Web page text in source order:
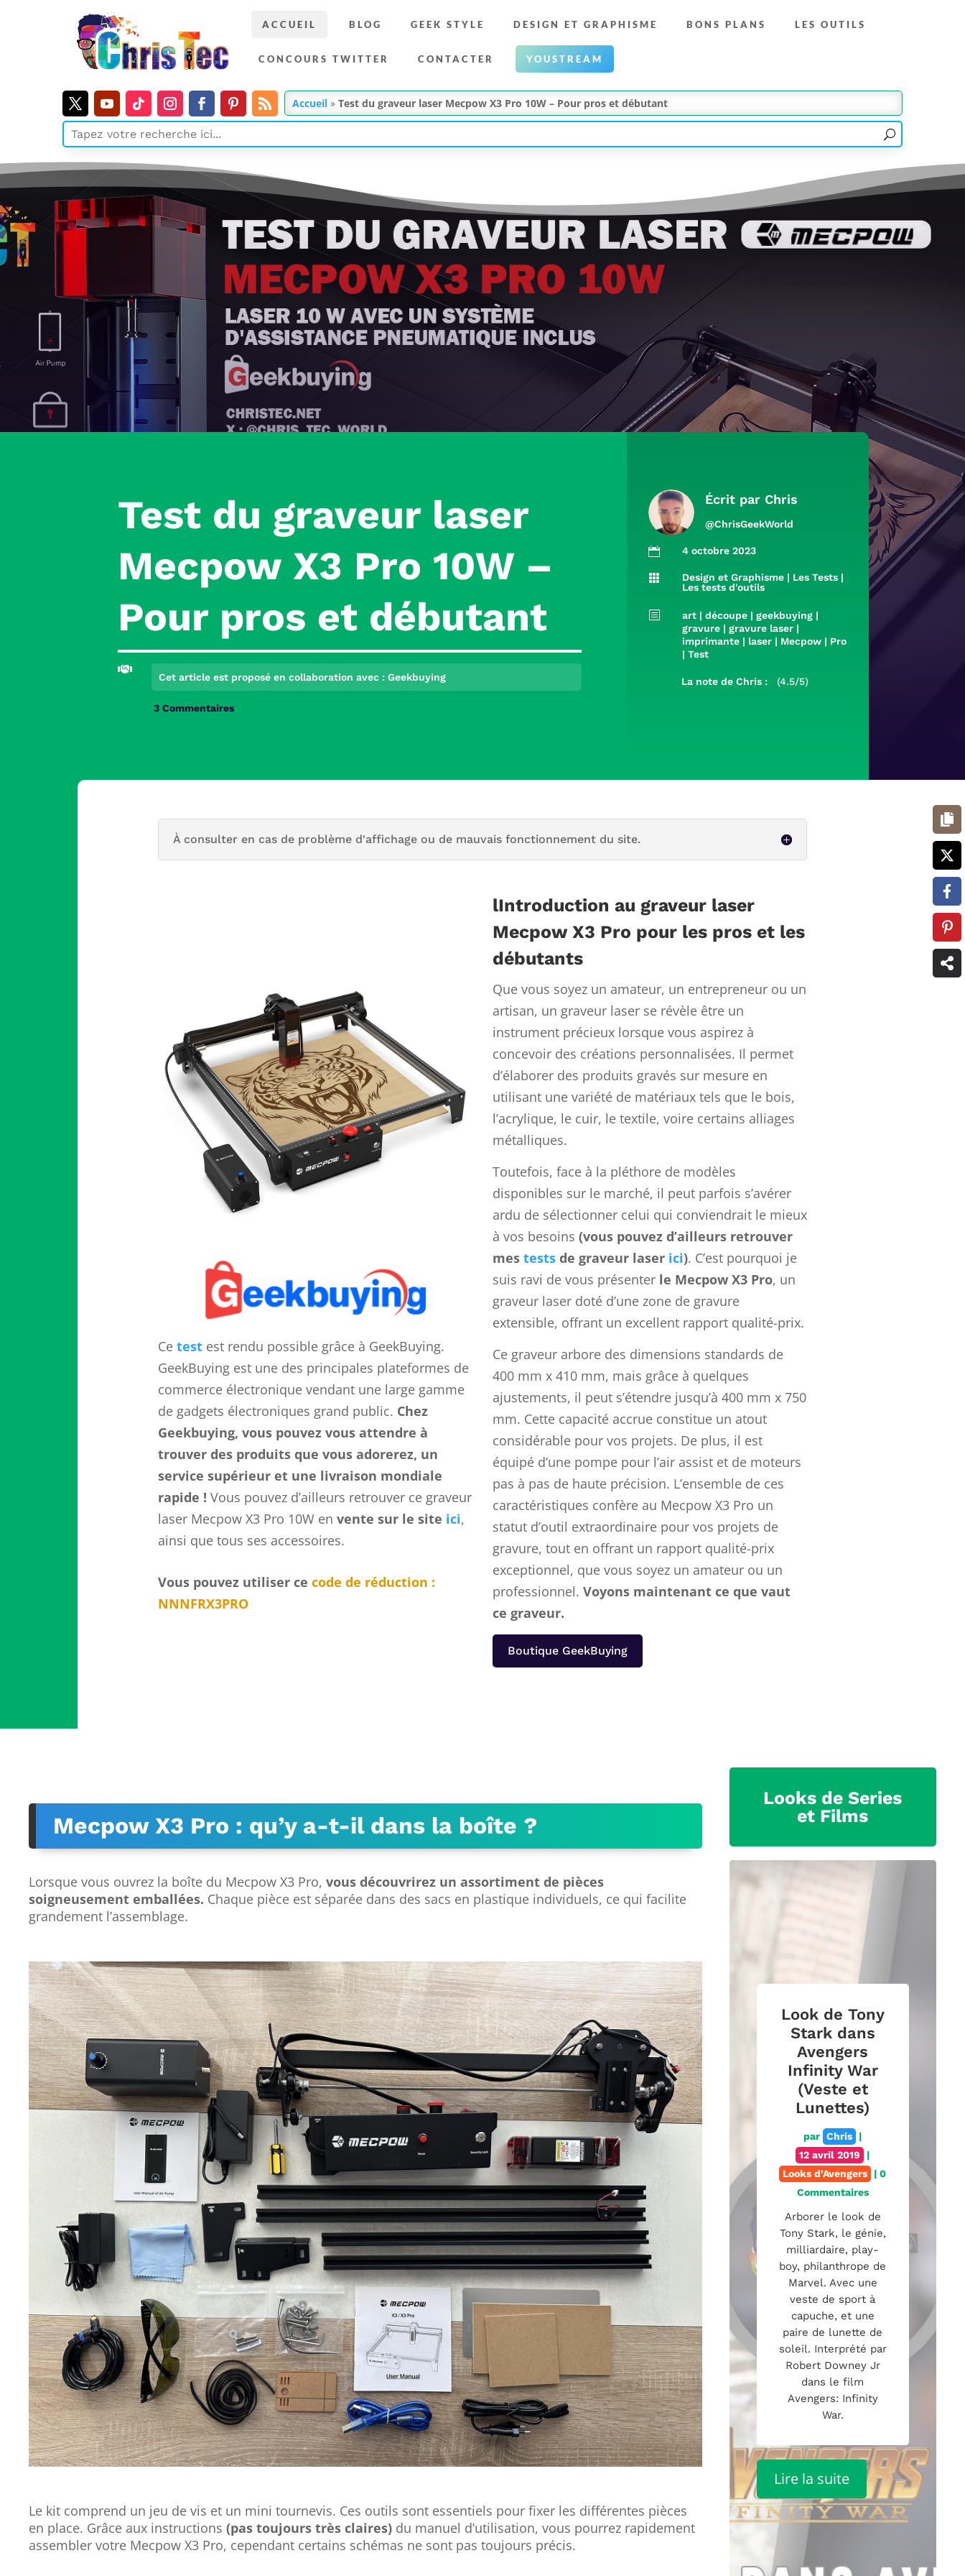
ACCUEIL BLOG GEEK STYLE DESIGN ET GRAPHISME BONS PLANS LES OUTILS
CONCOURS TWITTER CONTACTER YOUSTREAM
Accueil »Test du graveur laser Mecpow X3 Pro 10W – Pour pros et débutant
Test du graveur laser
Mecpow X3 Pro 10W –
Pour pros et débutant

Cet article est proposé en collaboration avec : Geekbuying
3 Commentaires
Écrit par Chris
@ChrisGeekWorld
 4 octobre 2023
 Design et Graphisme | Les Tests |
Les tests d'outils
b art |découpe |geekbuying |
gravure |gravure laser |
imprimante | laser | Mecpow | Pro
|Test
La note de Chris : (4.5/5)
À consulter en cas de problème d'affichage ou de mauvais fonctionnement du site.
Cetest est rendu possible grâce à GeekBuying.
GeekBuying est une des principales plateformes de
commerce électronique vendant une large gamme
de gadgets électroniques grand public. Chez
Geekbuying, vous pouvez vous attendre à
trouver des produits que vous adorerez, un
service supérieur et une livraison mondiale
rapide ! Vous pouvez d’ailleurs retrouver ce graveur
laser Mecpow X3 Pro 10W envente sur le site ici,
ainsi que tous ses accessoires.
Vous pouvez utiliser cecode de réduction :
NNNFRX3PRO
lIntroduction au graveur laser
Mecpow X3 Pro pour les pros et les
débutants
Que vous soyez un amateur, un entrepreneur ou un
artisan, un graveur laser se révèle être un
instrument précieux lorsque vous aspirez à
concevoir des créations personnalisées. Il permet
d’élaborer des produits gravés sur mesure en
utilisant une variété de matériaux tels que le bois,
l’acrylique, le cuir, le textile, voire certains alliages
métalliques.
Toutefois, face à la pléthore de modèles
disponibles sur le marché, il peut parfois s’avérer
ardu de sélectionner celui qui conviendrait le mieux
à vos besoins (vous pouvez d’ailleurs retrouver
mes testsde graveur laser ici). C’est pourquoi je
suis ravi de vous présenter le Mecpow X3 Pro, un
graveur laser doté d’une zone de gravure
extensible, offrant un excellent rapport qualité-prix.
Ce graveur arbore des dimensions standards de
400 mm x 410 mm, mais grâce à quelques
ajustements, il peut s’étendre jusqu’à 400 mm x 750
mm. Cette capacité accrue constitue un atout
considérable pour vos projets. De plus, il est
équipé d’une pompe pour l’air assist et de moteurs
pas à pas de haute précision. L’ensemble de ces
caractéristiques confère au Mecpow X3 Pro un
statut d’outil extraordinaire pour vos projets de
gravure, tout en offrant un rapport qualité-prix
exceptionnel, que vous soyez un amateur ou un
professionnel. Voyons maintenant ce que vaut
ce graveur.
Boutique GeekBuying
Mecpow X3 Pro : qu’y a-t-il dans la boîte ?
Lorsque vous ouvrez la boîte du Mecpow X3 Pro, vous découvrirez un assortiment de pièces
soigneusement emballées. Chaque pièce est séparée dans des sacs en plastique individuels, ce qui facilite
grandement l’assemblage.
Le kit comprend un jeu de vis et un mini tournevis. Ces outils sont essentiels pour fixer les différentes pièces
en place. Grâce aux instructions (pas toujours très claires) du manuel d’utilisation, vous pourrez rapidement
assembler votre Mecpow X3 Pro, cependant certains schémas ne sont pas toujours précis.
Looks de Series
et Films
Look de Tony
Stark dans
Avengers
Infinity War
(Veste et
Lunettes)
par Chris
|
12 avril 2019
|
Looks d'Avengers
| 0
Commentaires
Arborer le look de
Tony Stark, le génie,
milliardaire, play-
boy, philanthrope de
Marvel. Avec une
veste de sport à
capuche, et une
paire de lunette de
soleil. Interprété par
Robert Downey Jr
dans le film
Avengers: Infinity
War.
Lire la suite